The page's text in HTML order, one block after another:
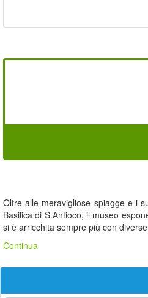
Oltre alle meravigliose spiagge e i
Basilica di S.Antioco, il museo
si è arricchita sempre più con
Continua